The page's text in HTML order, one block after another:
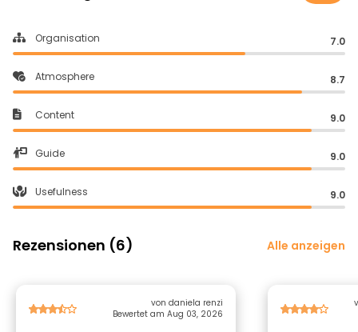
Organisation 7.0
Atmosphere 8.7
Content 9.0
Guide 9.0
Usefulness 9.0
Rezensionen (6) Alle anzeigen
von daniela renzi
Bewertet am Aug 03, 2026